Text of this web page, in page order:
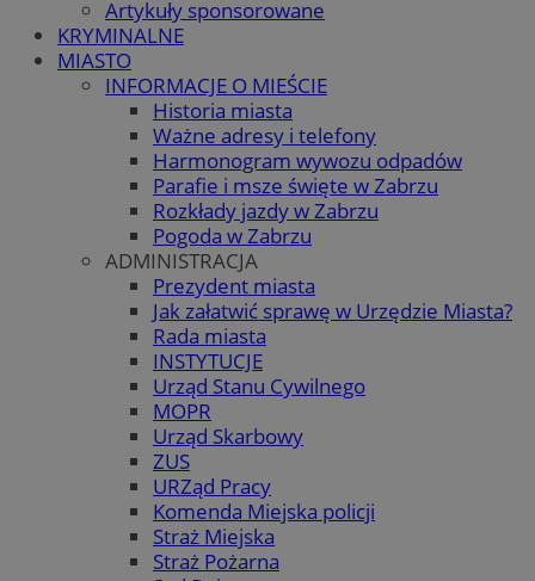
Artykuły sponsorowane
KRYMINALNE
MIASTO
INFORMACJE O MIEŚCIE
Historia miasta
Ważne adresy i telefony
Harmonogram wywozu odpadów
Parafie i msze święte w Zabrzu
Rozkłady jazdy w Zabrzu
Pogoda w Zabrzu
ADMINISTRACJA
Prezydent miasta
Jak załatwić sprawę w Urzędzie Miasta?
Rada miasta
INSTYTUCJE
Urząd Stanu Cywilnego
MOPR
Urząd Skarbowy
ZUS
URZąd Pracy
Komenda Miejska policji
Straż Miejska
Straż Pożarna